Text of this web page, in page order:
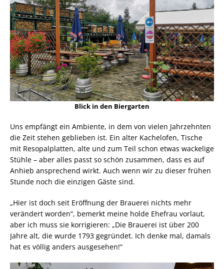
Blick in den Biergarten
Uns empfängt ein Ambiente, in dem von vielen Jahrzehnten
die Zeit stehen geblieben ist. Ein alter Kachelofen, Tische
mit Resopalplatten, alte und zum Teil schon etwas wackelige
Stühle – aber alles passt so schön zusammen, dass es auf
Anhieb ansprechend wirkt. Auch wenn wir zu dieser frühen
Stunde noch die einzigen Gäste sind.
„Hier ist doch seit Eröffnung der Brauerei nichts mehr
verändert worden“, bemerkt meine holde Ehefrau vorlaut,
aber ich muss sie korrigieren: „Die Brauerei ist über 200
Jahre alt, die wurde 1793 gegründet. Ich denke mal, damals
hat es völlig anders ausgesehen!“